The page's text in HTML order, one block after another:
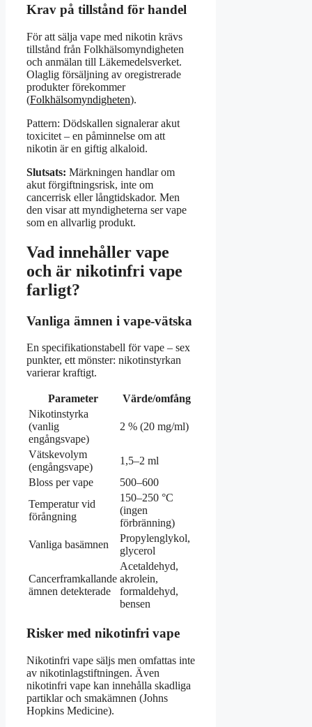
Krav på tillstånd för handel
För att sälja vape med nikotin krävs
tillstånd från Folkhälsomyndigheten
och anmälan till Läkemedelsverket.
Olaglig försäljning av oregistrerade
produkter förekommer
(Folkhälsomyndigheten).
Pattern: Dödskallen signalerar akut
toxicitet – en påminnelse om att
nikotin är en giftig alkaloid.
Slutsats: Märkningen handlar om
akut förgiftningsrisk, inte om
cancerrisk eller långtidskador. Men
den visar att myndigheterna ser vape
som en allvarlig produkt.
Vad innehåller vape
och är nikotinfri vape
farligt?
Vanliga ämnen i vape-vätska
En specifikationstabell för vape – sex
punkter, ett mönster: nikotinstyrkan
varierar kraftigt.
Parameter
Värde/omfång
Nikotinstyrka
(vanlig
engångsvape)
2 % (20 mg/ml)
Vätskevolym
(engångsvape)
1,5–2 ml
Bloss per vape
500–600
Temperatur vid
förångning
150–250 °C
(ingen
förbränning)
Vanliga basämnen
Propylenglykol,
glycerol
Cancerframkallande
ämnen detekterade
Acetaldehyd,
akrolein,
formaldehyd,
bensen
Risker med nikotinfri vape
Nikotinfri vape säljs men omfattas inte
av nikotinlagstiftningen. Även
nikotinfri vape kan innehålla skadliga
partiklar och smakämnen (Johns
Hopkins Medicine).